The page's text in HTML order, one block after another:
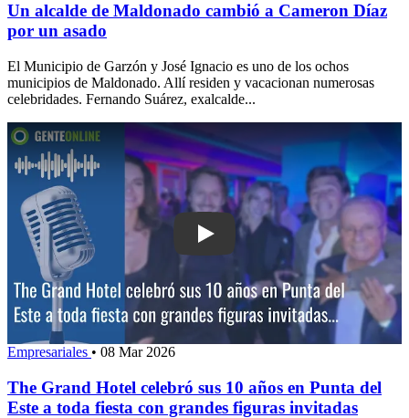
Un alcalde de Maldonado cambió a Cameron Díaz
por un asado
El Municipio de Garzón y José Ignacio es uno de los ochos
municipios de Maldonado. Allí residen y vacacionan numerosas
celebridades. Fernando Suárez, exalcalde...
Play: The Grand Hotel celebró sus
Empresariales • 08 Mar 2026
The Grand Hotel celebró sus 10 años en Punta del
Este a toda fiesta con grandes figuras invitadas